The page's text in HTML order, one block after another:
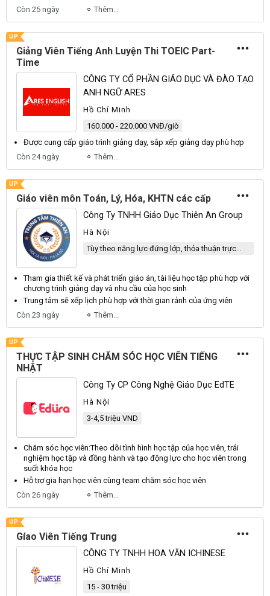
Còn 25 ngày
Thêm...
UP
Giảng Viên Tiếng Anh Luyện Thi TOEIC Part-
Time
CÔNG TY CỔ PHẦN GIÁO DỤC VÀ ĐÀO TẠO
ANH NGỮ ARES
Hồ Chí Minh
160.000 - 220.000 VNĐ/giờ
Được cung cấp giáo trình giảng dạy, sắp xếp giảng dạy phù hợp
Còn 24 ngày
Thêm...
UP
Giáo viên môn Toán, Lý, Hóa, KHTN các cấp
Công Ty TNHH Giáo Dục Thiên An Group
Hà Nội
Tùy theo năng lực đứng lớp, thỏa thuận trực
Tham gia thiết kế và phát triển giáo án, tài liệu học tập phù hợp với
chương trình giảng dạy và nhu cầu của học sinh
Trung tâm sẽ xếp lịch phù hợp với thời gian rảnh của ứng viên
Còn 23 ngày
Thêm...
UP
THỰC TẬP SINH CHĂM SÓC HỌC VIÊN TIẾNG
NHẬT
Công Ty CP Công Nghệ Giáo Dục EdTE
Hà Nội
3-4,5 triệu VND
Chăm sóc học viên:Theo dõi tình hình học tập của học viên, trải
nghiệm học tập và đồng hành và tạo động lực cho học viên trong
suốt khóa học
Hỗ trợ gia hạn học viên cùng team chăm sóc học viên
Còn 26 ngày
Thêm...
UP
Gíao Viên Tiếng Trung
CÔNG TY TNHH HOA VĂN ICHINESE
Hồ Chí Minh
15 - 30 triệu